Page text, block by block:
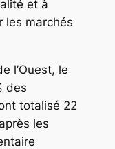
et à
les marchés
l’Ouest, le
des
totalisé 22
les